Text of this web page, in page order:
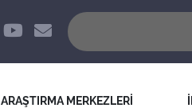
ARAŞTIRMA MERKEZLERİ